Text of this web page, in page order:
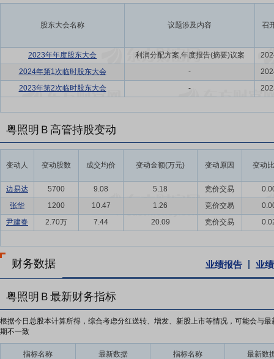
股东大会名称 议题涉及内容 召
2023年年度股东大会 利润分配方案,年度报告(摘要)议案
2024年第1次临时股东大会
-
2023年第2次临时股东大会
-
粤照明Ｂ高管持股变动
变动人 变动股数 成交均价 变动金额(万元) 变动原因 变动
边易达 5700 9.08 5.18 竞价交易
张华
1200 10.47 1.26 竞价交易
尹建春
2.70万 7.44 20.09 竞价交易
财务数据 业绩报告 业
粤照明Ｂ最新财务指标
根据今日总股本计算所得，综合考虑分红送转、增发、新股上市等情况，可能会与最
期不一致
指标名称 最新数据 指标名称 最新数